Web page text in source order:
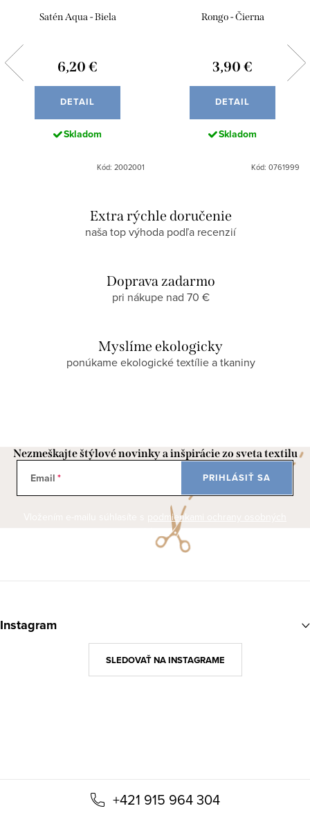
Satén Aqua - Biela
6,20 €
DETAIL
Skladom
Kód: 2002001
Rongo - Čierna
3,90 €
DETAIL
Skladom
Kód: 0761999
Extra rýchle doručenie
naša top výhoda podľa recenzií
Doprava zadarmo
pri nákupe nad 70 €
Myslíme ekologicky
ponúkame ekologické textílie a tkaniny
Nezmeškajte štýlové novinky a inšpirácie zo sveta textilu
Email
podmienkami ochrany osobných
údajov
PRIHLÁSIŤ SA
á
+421 915 964 304
Instagram
SLEDOVAŤ NA INSTAGRAME